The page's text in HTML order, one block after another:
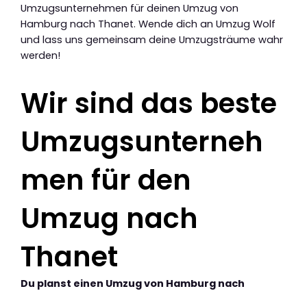
Umzugsunternehmen für deinen Umzug von
Hamburg nach Thanet. Wende dich an Umzug Wolf
und lass uns gemeinsam deine Umzugsträume wahr
werden!
Wir sind das beste
Umzugsunterneh
men für den
Umzug nach
Thanet
Du planst einen Umzug von Hamburg nach